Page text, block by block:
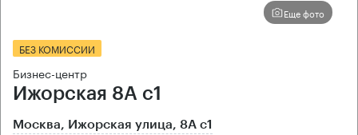
Еще фото
БЕЗ КОМИССИИ
Бизнес-центр
Ижорская 8А с1
Москва, Ижорская улица, 8А с1